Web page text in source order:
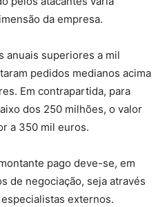
da empresa.
anuais superiores a mil
pedidos medianos acima
Em contrapartida, para
dos 250 milhões, o valor
a 350 mil euros.
pago deve-se, em
de negociação, seja através
externos.